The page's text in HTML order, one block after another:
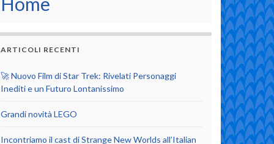
ARTICOLI RECENTI
🚀 Nuovo Film di Star Trek: Rivelati Personaggi
Inediti e un Futuro Lontanissimo
Grandi novità LEGO
Incontriamo il cast di Strange New Worlds all’Italian